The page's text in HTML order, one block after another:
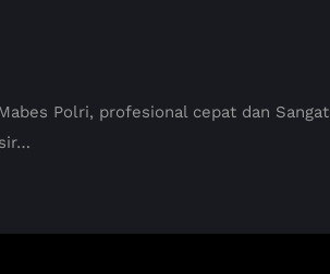
Polri, profesional cepat dan Sangat